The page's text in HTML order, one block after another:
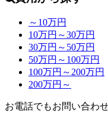
～10万円
10万円～30万円
30万円～50万円
50万円～100万円
100万円～200万円
200万円～
お電話でもお問い合わ